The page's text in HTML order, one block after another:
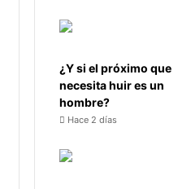
¿Y si el próximo que
necesita huir es un
hombre?
Hace 2 días